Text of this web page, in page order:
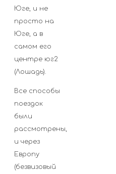
Юге, и не
просто на
Юге, а в
самом его
центре юг2
(Лошадь).
Все способы
поездок
были
рассмотрены,
и через
Европу
(безвизовый